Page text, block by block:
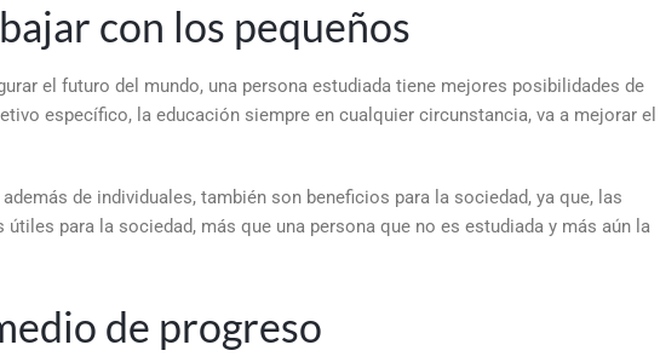
con los pequeños
el futuro del mundo, una persona estudiada tiene mejores posibilidades de
específico, la educación siempre en cualquier circunstancia, va a mejorar el
de individuales, también son beneficios para la sociedad, ya que, las
para la sociedad, más que una persona que no es estudiada y más aún la
de progreso